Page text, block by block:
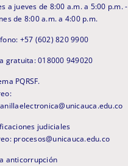
a jueves de 8:00 a.m. a 5:00 p.m. -
de 8:00 a.m. a 4:00 p.m.
+57 (602) 820 9900
gratuita: 018000 949020
PQRSF.
judiciales
procesos@unicauca.edu.co
anticorrupción